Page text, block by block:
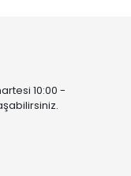
10:00 -